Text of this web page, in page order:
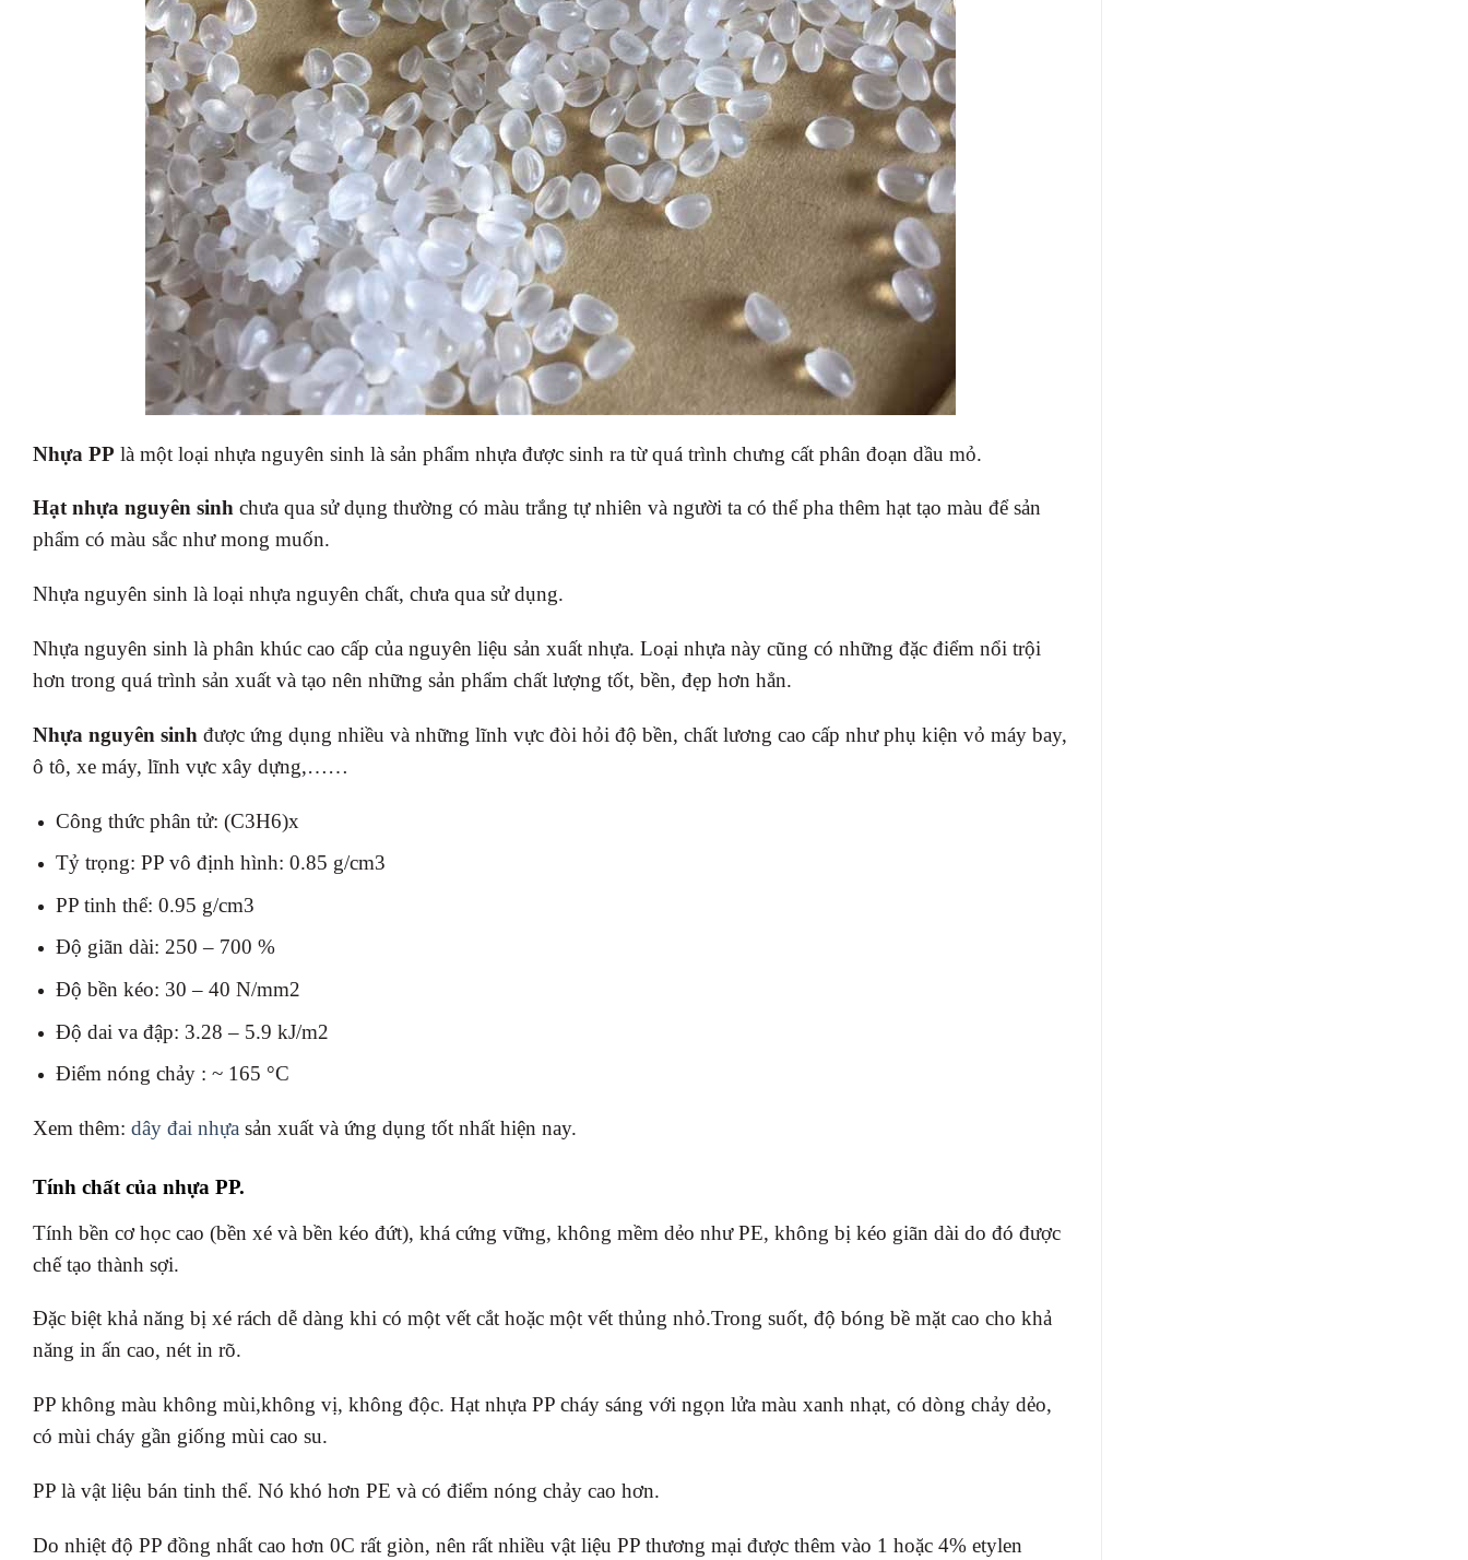
Nhựa PP là một loại nhựa nguyên sinh là sản phẩm nhựa được sinh ra từ quá trình chưng cất phân đoạn dầu mỏ.
Hạt nhựa nguyên sinh chưa qua sử dụng thường có màu trắng tự nhiên và người ta có thể pha thêm hạt tạo màu để sản
phẩm có màu sắc như mong muốn.
Nhựa nguyên sinh là loại nhựa nguyên chất, chưa qua sử dụng.
Nhựa nguyên sinh là phân khúc cao cấp của nguyên liệu sản xuất nhựa. Loại nhựa này cũng có những đặc điểm nổi trội
hơn trong quá trình sản xuất và tạo nên những sản phẩm chất lượng tốt, bền, đẹp hơn hẳn.
Nhựa nguyên sinh được ứng dụng nhiều và những lĩnh vực đòi hỏi độ bền, chất lương cao cấp như phụ kiện vỏ máy bay,
ô tô, xe máy, lĩnh vực xây dựng,……
Công thức phân tử: (C3H6)x
Tỷ trọng: PP vô định hình: 0.85 g/cm3
PP tinh thể: 0.95 g/cm3
Độ giãn dài: 250 – 700 %
Độ bền kéo: 30 – 40 N/mm2
Độ dai va đập: 3.28 – 5.9 kJ/m2
Điểm nóng chảy : ~ 165 °C
Xem thêm: dây đai nhựa sản xuất và ứng dụng tốt nhất hiện nay.
Tính chất của nhựa PP.
Tính bền cơ học cao (bền xé và bền kéo đứt), khá cứng vững, không mềm dẻo như PE, không bị kéo giãn dài do đó được
chế tạo thành sợi.
Đặc biệt khả năng bị xé rách dễ dàng khi có một vết cắt hoặc một vết thủng nhỏ.Trong suốt, độ bóng bề mặt cao cho khả
năng in ấn cao, nét in rõ.
PP không màu không mùi,không vị, không độc. Hạt nhựa PP cháy sáng với ngọn lửa màu xanh nhạt, có dòng chảy dẻo,
có mùi cháy gần giống mùi cao su.
PP là vật liệu bán tinh thể. Nó khó hơn PE và có điểm nóng chảy cao hơn.
Do nhiệt độ PP đồng nhất cao hơn 0C rất giòn, nên rất nhiều vật liệu PP thương mại được thêm vào 1 hoặc 4% etylen